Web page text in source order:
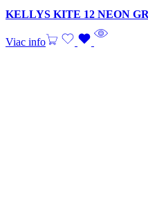
KELLYS KITE 12 NEON
Viac info